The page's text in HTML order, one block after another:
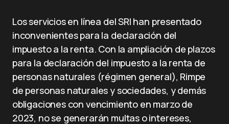
Los servicios en línea del SRI han presentado
inconvenientes para la declaración del
impuesto a la renta. Con la ampliación de plazos
para la declaración del impuesto a la renta de
personas naturales (régimen general), Rimpe
de personas naturales y sociedades, y demás
obligaciones con vencimiento en marzo de
2023, no se generarán multas o intereses,